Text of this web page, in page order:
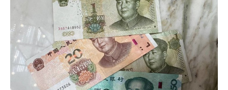
ВУЗЫ ТАТАРСТАНА
КОМУ ПРИНАДЛЕЖАТ
ТОРГОВЫЕ ЦЕНТРЫ
ТАТАРСТАНА
БАНКИ
БЮДЖЕТ
ИНВЕСТИЦИИ
АГРОПРОМ
МАШИНОСТРОЕНИЕ
НЕФТЕХИМИЯ
НЕФТЬ
НОВОСТИ НЕДВИЖИМОСТИ
АВТО
НОВОСТИ АВТО
БИЗНЕС
НОВОСТИ БИЗНЕСА
РОЗНИЧНАЯ ТОРГОВЛЯ
ТЕХНОЛОГИИ
НОВОСТИ ТЕХНОЛОГИЙ
МЕРОПРИЯТИЯ